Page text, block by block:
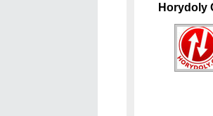
Horydoly